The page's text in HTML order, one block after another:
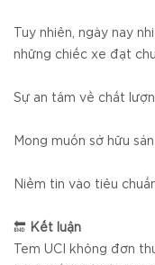
Tuy nhiên, ngày nay
những chiếc xe đạt
Sự an tâm về chất
Mong muốn sở hữu
Niềm tin vào tiêu
🔚 Kết luận
Tem UCI không đơn